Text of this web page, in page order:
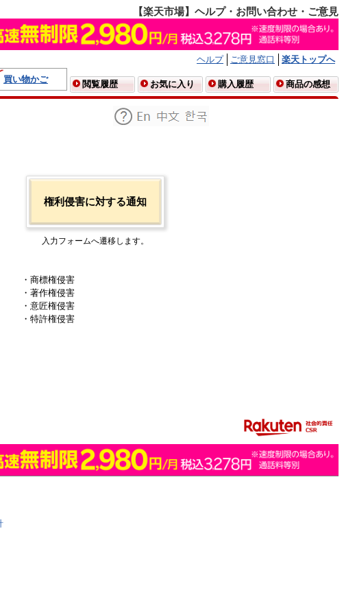
【楽天市場】ヘルプ・お問い合わせ・ご意見
ヘルプ ご意見窓口
楽天トップへ
買い物かご
閲覧履歴 お気に入り 購入履歴 商品の感想
権利侵害に対する通知
入力フォームへ遷移します。
・商標権侵害
・著作権侵害
・意匠権侵害
・特許権侵害